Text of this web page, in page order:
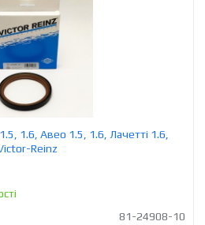
1.6, Авео 1.5, 1.6, Лачетті 1.6,
Reinz
81-24908-10